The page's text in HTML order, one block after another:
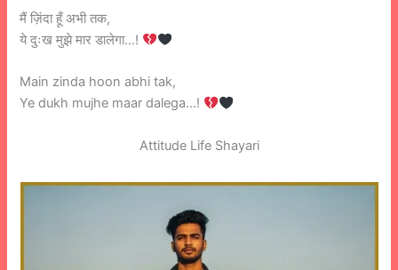
मैं ज़िंदा हूँ अभी तक,
ये दुःख मुझे मार डालेगा…!
Main zinda hoon abhi tak,
Ye dukh mujhe maar dalega…!
Attitude Life Shayari